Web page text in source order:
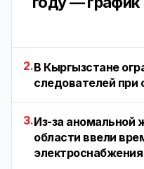
2.В Кыргызстане
следователей при
3.Из-за аномальной
области ввели
электроснабжения